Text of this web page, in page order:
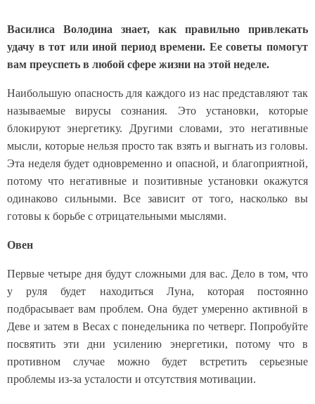
Василиса Володина знает, как правильно привлекать
удачу в тот или иной период времени. Ее советы помогут
вам преуспеть в любой сфере жизни на этой неделе.
Наибольшую опасность для каждого из нас представляют так
называемые вирусы сознания. Это установки, которые
блокируют энергетику. Другими словами, это негативные
мысли, которые нельзя просто так взять и выгнать из головы.
Эта неделя будет одновременно и опасной, и благоприятной,
потому что негативные и позитивные установки окажутся
одинаково сильными. Все зависит от того, насколько вы
готовы к борьбе с отрицательными мыслями.
Овен
Первые четыре дня будут сложными для вас. Дело в том, что
у руля будет находиться Луна, которая постоянно
подбрасывает вам проблем. Она будет умеренно активной в
Деве и затем в Весах с понедельника по четверг. Попробуйте
посвятить эти дни усилению энергетики, потому что в
противном случае можно будет встретить серьезные
проблемы из-за усталости и отсутствия мотивации.